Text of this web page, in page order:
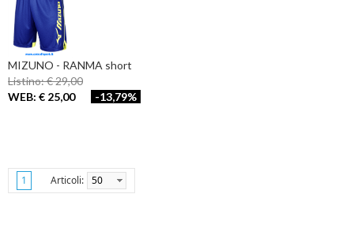
MIZUNO - RANMA short
Listino: € 29,00
WEB: € 25,00
-13,79%
1 Articoli: 50